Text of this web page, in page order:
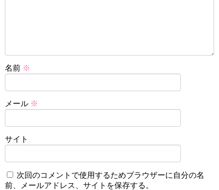
名前 ※
メール ※
サイト
次回のコメントで使用するためブラウザーに自分の名
前、メールアドレス、サイトを保存する。